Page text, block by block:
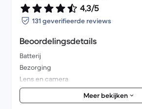
4,3/5
131 geverifieerde reviews
Beoordelingsdetails
Batterij
Bezorging
Lens en camera
Accessoires
Verpakking
Meer bekijken